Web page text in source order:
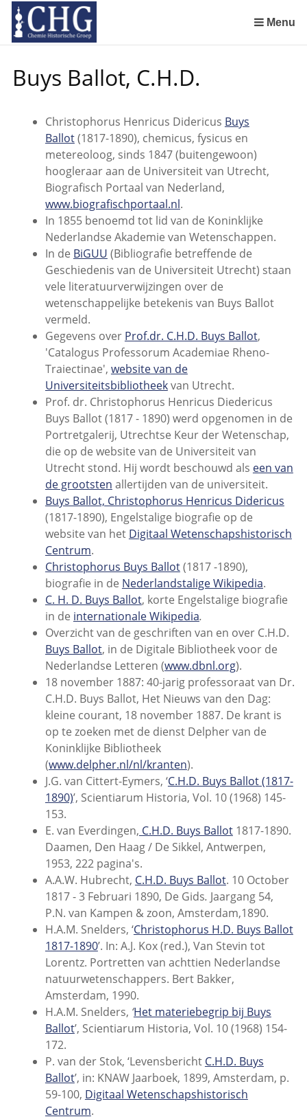
links
over
naar
de
Spring
naar
het
menu
Menu
Buys Ballot, C.H.D.
Christophorus Henricus Didericus Buys
Ballot(1817-1890), chemicus, fysicus en
metereoloog, sinds 1847 (buitengewoon)
hoogleraar aan de Universiteit van Utrecht,
Biografisch Portaal van Nederland,
www.biografischportaal.nl.
In 1855 benoemd tot lid van de Koninklijke
Nederlandse Akademie van Wetenschappen.
In de BiGUU (Bibliografie betreffende de
Geschiedenis van de Universiteit Utrecht) staan
vele literatuurverwijzingen over de
wetenschappelijke betekenis van Buys Ballot
vermeld.
Gegevens over Prof.dr. C.H.D. Buys Ballot,
'Catalogus Professorum Academiae Rheno-
Traiectinae', website van de
Universiteitsbibliotheekvan Utrecht.
Prof. dr. Christophorus Henricus Diedericus
Buys Ballot (1817 - 1890) werd opgenomen in de
Portretgalerij, Utrechtse Keur der Wetenschap,
die op de website van de Universiteit van
Utrecht stond. Hij wordt beschouwd als een van
de grootsten allertijden van de universiteit.
Buys Ballot, Christophorus Henricus Didericus
(1817-1890), Engelstalige biografie op de
website van het Digitaal Wetenschapshistorisch
Centrum.
Christophorus Buys Ballot(1817 -1890),
biografie in de Nederlandstalige Wikipedia.
C. H. D. Buys Ballot, korte Engelstalige biografie
in de internationale Wikipedia.
Overzicht van de geschriften van en over C.H.D.
Buys Ballot, in de Digitale Bibliotheek voor de
Nederlandse Letteren (www.dbnl.org).
18 november 1887: 40-jarig professoraat van Dr.
C.H.D. Buys Ballot, Het Nieuws van den Dag:
kleine courant, 18 november 1887. De krant is
op te zoeken met de dienst Delpher van de
Koninklijke Bibliotheek
(www.delpher.nl/nl/kranten).
J.G. van Cittert-Eymers, ‘C.H.D. Buys Ballot (1817-
1890)’, Scientiarum Historia, Vol. 10 (1968) 145-
153.
E. van Everdingen, C.H.D. Buys Ballot1817-1890.
Daamen, Den Haag / De Sikkel, Antwerpen,
1953, 222 pagina's.
A.A.W. Hubrecht, C.H.D. Buys Ballot. 10 October
1817 - 3 Februari 1890, De Gids. Jaargang 54,
P.N. van Kampen & zoon, Amsterdam,1890.
H.A.M. Snelders, ‘Christophorus H.D. Buys Ballot
1817-1890’. In: A.J. Kox (red.), Van Stevin tot
Lorentz. Portretten van achttien Nederlandse
natuurwetenschappers. Bert Bakker,
Amsterdam, 1990.
H.A.M. Snelders, ‘Het materiebegrip bij Buys
Ballot’, Scientiarum Historia, Vol. 10 (1968) 154-
172.
P. van der Stok, ‘Levensbericht C.H.D. Buys
Ballot’, in: KNAW Jaarboek, 1899, Amsterdam, p.
59-100, Digitaal Wetenschapshistorisch
Centrum.